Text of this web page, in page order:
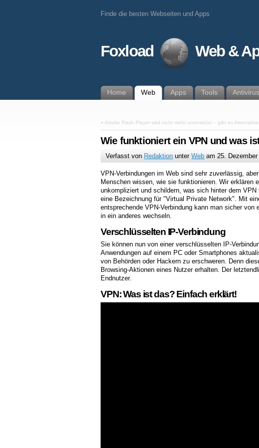
Finde die besten Webseiten und Apps
Foxload Web &
Home Web Apps Tools Antivirus
« Adobe Flash Player wird nicht mehr unterstützt – gibt es
Wie funktioniert ein VPN und was
Verfasst von Redaktion unterWeb am25. Dezember
VPN-Verbindungen im Web sind sehr zuverlässig,
Menschen wissen, wie sie funktionieren. Wir erklären
unkompliziert und schildern, was sich hinter dem
eine Bezeichnung für "Virtual Private Network". Mit
entsprechende VPN-Verbindung kann man sicher von
in ein anderes wechseln.
Verschlüsselten IP-Verbindung
Sie können nun von einer verschlüsselten IP-
Anwendungen auf einem PC oder Smartphones
von Behörden oder Hackern zu erschweren. Denn
Browsing-Aktionen eines Nutzer erhalten. Der
Endnutzer.
VPN: Was ist das? Einfach erklärt!